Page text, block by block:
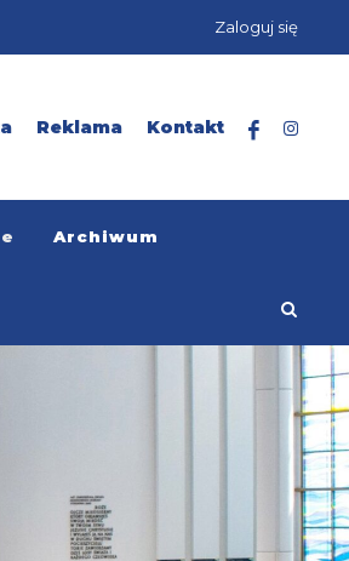
Zaloguj się
Reklama Kontakt
Archiwum